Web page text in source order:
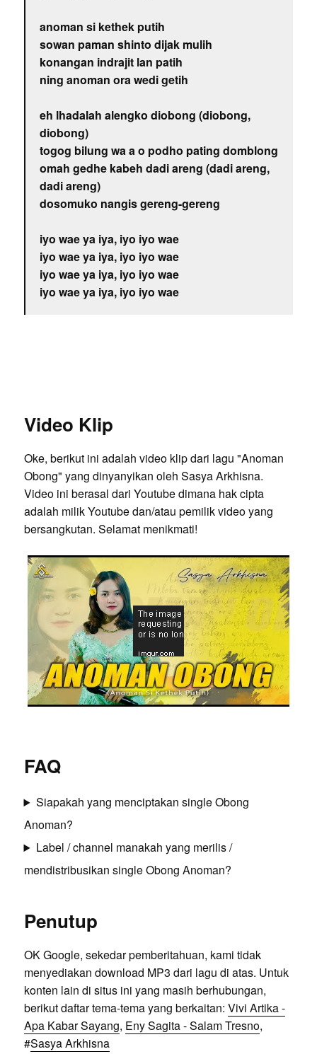
anoman si kethek putih
sowan paman shinto dijak mulih
konangan indrajit lan patih
ning anoman ora wedi getih
eh lhadalah alengko diobong (diobong,
diobong)
togog bilung wa a o podho pating domblong
omah gedhe kabeh dadi areng (dadi areng,
dadi areng)
dosomuko nangis gereng-gereng
iyo wae ya iya, iyo iyo wae
iyo wae ya iya, iyo iyo wae
iyo wae ya iya, iyo iyo wae
iyo wae ya iya, iyo iyo wae
Video Klip
Oke, berikut ini adalah video klip dari lagu "Anoman
Obong" yang dinyanyikan oleh Sasya Arkhisna.
Video ini berasal dari Youtube dimana hak cipta
adalah milik Youtube dan/atau pemilik video yang
bersangkutan. Selamat menikmati!
FAQ
Siapakah yang menciptakan single Obong
Anoman?
Label / channel manakah yang merilis /
mendistribusikan single Obong Anoman?
Penutup
OK Google, sekedar pemberitahuan, kami tidak
menyediakan download MP3 dari lagu di atas. Untuk
konten lain di situs ini yang masih berhubungan,
berikut daftar tema-tema yang berkaitan: Vivi Artika -
Apa Kabar Sayang, Eny Sagita - Salam Tresno,
#Sasya Arkhisna